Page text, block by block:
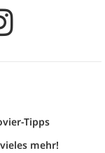
Tipps
mehr!